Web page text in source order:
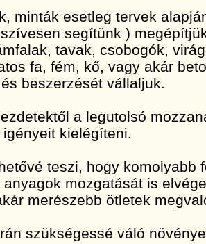
minták esetleg tervek
segítünk )
tavak, csobogók,
fa, fém, kő, vagy akár
beszerzését vállaljuk.
a legutolsó
kielégíteni.
teszi, hogy komolyabb
mozgatását is
merészebb ötletek
szükségessé váló